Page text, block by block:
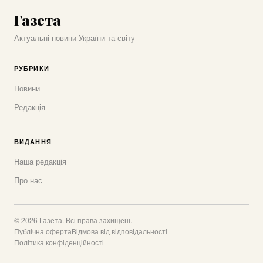
Газета
Актуальні новини України та світу
РУБРИКИ
Новини
Редакція
ВИДАННЯ
Наша редакція
Про нас
© 2026 Газета. Всі права захищені.
Публічна офертаВідмова від відповідальності
Політика конфіденційності